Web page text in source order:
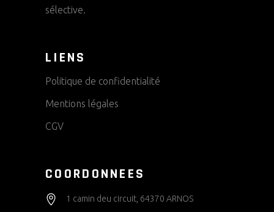
sélective.
LIENS
Politique de confidentialité
Mentions légales
CGV
COORDONNEES
1 camin deu circuit, 64370 ARNOS